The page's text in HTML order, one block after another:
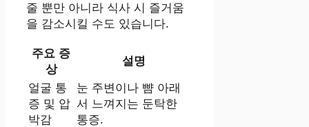
줄 뿐만 아니라 식사 시 즐거움
을 감소시킬 수도 있습니다.
주요 증
상
설명
얼굴 통
증 및 압
박감
눈 주변이나 뺨 아래
서 느껴지는 둔탁한
통증.